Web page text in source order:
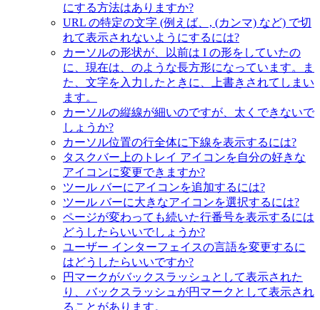
にする方法はありますか?
URL の特定の文字 (例えば、, (カンマ) など) で切
れて表示されないようにするには?
カーソルの形状が、以前は I の形をしていたの
に、現在は、のような長方形になっています。ま
た、文字を入力したときに、上書きされてしまい
ます。
カーソルの縦線が細いのですが、太くできないで
しょうか?
カーソル位置の行全体に下線を表示するには?
タスクバー上のトレイ アイコンを自分の好きな
アイコンに変更できますか?
ツール バーにアイコンを追加するには?
ツール バーに大きなアイコンを選択するには?
ページが変わっても続いた行番号を表示するには
どうしたらいいでしょうか?
ユーザー インターフェイスの言語を変更するに
はどうしたらいいですか?
円マークがバックスラッシュとして表示された
り、バックスラッシュが円マークとして表示され
ることがあります。